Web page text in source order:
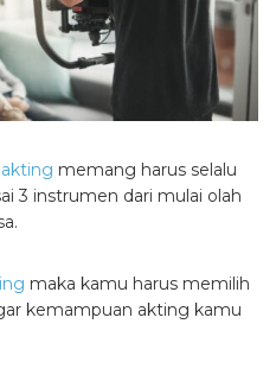
akting memang harus selalu
3 instrumen dari mulai olah
maka kamu harus memilih
kemampuan akting kamu